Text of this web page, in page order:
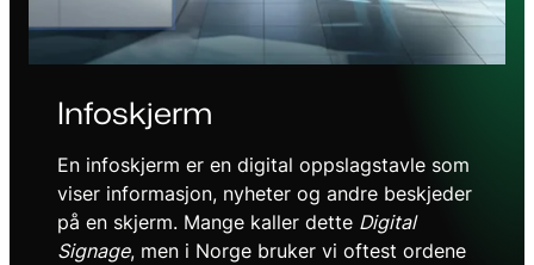
Infoskjerm
En infoskjerm er en digital oppslagstavle som
viser informasjon, nyheter og andre beskjeder
på en skjerm. Mange kaller dette Digital
Signage, men i Norge bruker vi oftest ordene